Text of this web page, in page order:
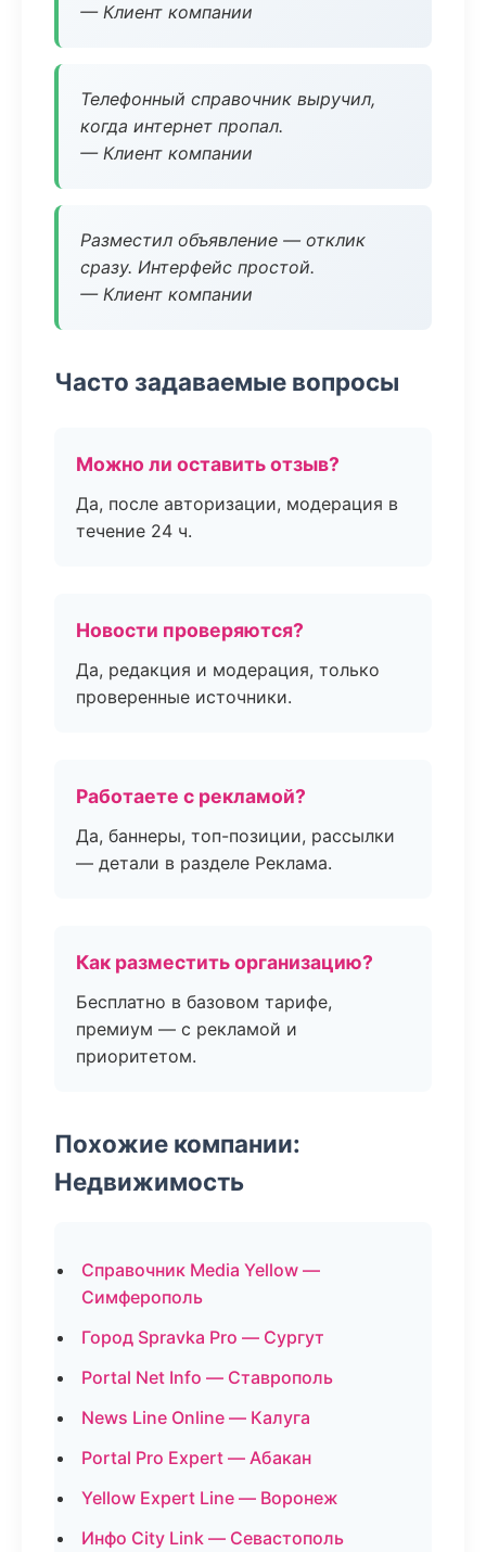
— Клиент компании
Телефонный справочник выручил,
когда интернет пропал.
— Клиент компании
Разместил объявление — отклик
сразу. Интерфейс простой.
— Клиент компании
Часто задаваемые вопросы
Можно ли оставить отзыв?
Да, после авторизации, модерация в
течение 24 ч.
Новости проверяются?
Да, редакция и модерация, только
проверенные источники.
Работаете с рекламой?
Да, баннеры, топ-позиции, рассылки
— детали в разделе Реклама.
Как разместить организацию?
Бесплатно в базовом тарифе,
премиум — с рекламой и
приоритетом.
Похожие компании:
Недвижимость
Справочник Media Yellow —
Симферополь
Город Spravka Pro — Сургут
Portal Net Info — Ставрополь
News Line Online — Калуга
Portal Pro Expert — Абакан
Yellow Expert Line — Воронеж
Инфо City Link — Севастополь